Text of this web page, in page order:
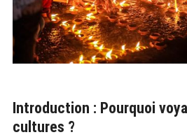
Introduction : Pourquoi
cultures ?